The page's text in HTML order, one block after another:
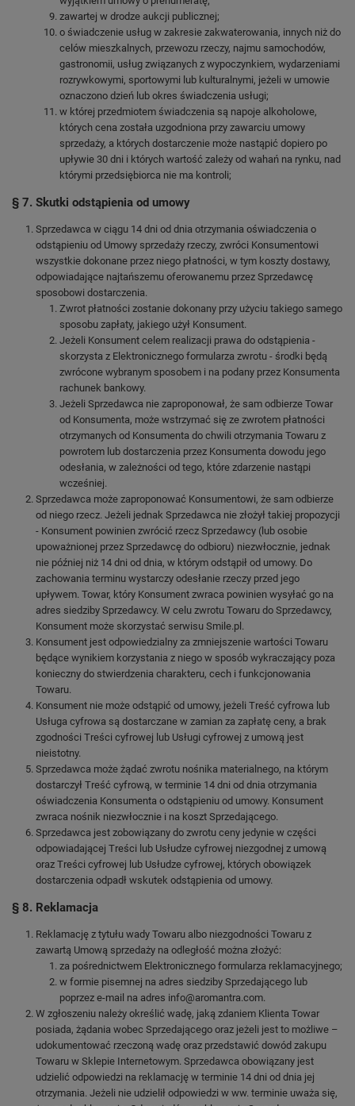
zawartej w drodze aukcji publicznej;
o świadczenie usług w zakresie zakwaterowania, innych niż do
celów mieszkalnych, przewozu rzeczy, najmu samochodów,
gastronomii, usług związanych z wypoczynkiem, wydarzeniami
rozrywkowymi, sportowymi lub kulturalnymi, jeżeli w umowie
oznaczono dzień lub okres świadczenia usługi;
w której przedmiotem świadczenia są napoje alkoholowe,
których cena została uzgodniona przy zawarciu umowy
sprzedaży, a których dostarczenie może nastąpić dopiero po
upływie 30 dni i których wartość zależy od wahań na rynku, nad
którymi przedsiębiorca nie ma kontroli;
§ 7. Skutki odstąpienia od umowy
Sprzedawca w ciągu 14 dni od dnia otrzymania oświadczenia o
odstąpieniu od Umowy sprzedaży rzeczy, zwróci Konsumentowi
wszystkie dokonane przez niego płatności, w tym koszty dostawy,
odpowiadające najtańszemu oferowanemu przez Sprzedawcę
sposobowi dostarczenia.
Zwrot płatności zostanie dokonany przy użyciu takiego samego
sposobu zapłaty, jakiego użył Konsument.
Jeżeli Konsument celem realizacji prawa do odstąpienia -
skorzysta z Elektronicznego formularza zwrotu - środki będą
zwrócone wybranym sposobem i na podany przez Konsumenta
rachunek bankowy.
Jeżeli Sprzedawca nie zaproponował, że sam odbierze Towar
od Konsumenta, może wstrzymać się ze zwrotem płatności
otrzymanych od Konsumenta do chwili otrzymania Towaru z
powrotem lub dostarczenia przez Konsumenta dowodu jego
odesłania, w zależności od tego, które zdarzenie nastąpi
wcześniej.
Sprzedawca może zaproponować Konsumentowi, że sam odbierze
od niego rzecz. Jeżeli jednak Sprzedawca nie złożył takiej propozycji
- Konsument powinien zwrócić rzecz Sprzedawcy (lub osobie
upoważnionej przez Sprzedawcę do odbioru) niezwłocznie, jednak
nie później niż 14 dni od dnia, w którym odstąpił od umowy. Do
zachowania terminu wystarczy odesłanie rzeczy przed jego
upływem. Towar, który Konsument zwraca powinien wysyłać go na
adres siedziby Sprzedawcy. W celu zwrotu Towaru do Sprzedawcy,
Konsument może skorzystać serwisu Smile.pl.
Konsument jest odpowiedzialny za zmniejszenie wartości Towaru
będące wynikiem korzystania z niego w sposób wykraczający poza
konieczny do stwierdzenia charakteru, cech i funkcjonowania
Towaru.
Konsument nie może odstąpić od umowy, jeżeli Treść cyfrowa lub
Usługa cyfrowa są dostarczane w zamian za zapłatę ceny, a brak
zgodności Treści cyfrowej lub Usługi cyfrowej z umową jest
nieistotny.
Sprzedawca może żądać zwrotu nośnika materialnego, na którym
dostarczył Treść cyfrową, w terminie 14 dni od dnia otrzymania
oświadczenia Konsumenta o odstąpieniu od umowy. Konsument
zwraca nośnik niezwłocznie i na koszt Sprzedającego.
Sprzedawca jest zobowiązany do zwrotu ceny jedynie w części
odpowiadającej Treści lub Usłudze cyfrowej niezgodnej z umową
oraz Treści cyfrowej lub Usłudze cyfrowej, których obowiązek
dostarczenia odpadł wskutek odstąpienia od umowy.
§ 8. Reklamacja
Reklamację z tytułu wady Towaru albo niezgodności Towaru z
zawartą Umową sprzedaży na odległość można złożyć:
za pośrednictwem Elektronicznego formularza reklamacyjnego;
w formie pisemnej na adres siedziby Sprzedającego lub
poprzez e-mail na adres info@aromantra.com.
W zgłoszeniu należy określić wadę, jaką zdaniem Klienta Towar
posiada, żądania wobec Sprzedającego oraz jeżeli jest to możliwe –
udokumentować rzeczoną wadę oraz przedstawić dowód zakupu
Towaru w Sklepie Internetowym. Sprzedawca obowiązany jest
udzielić odpowiedzi na reklamację w terminie 14 dni od dnia jej
otrzymania. Jeżeli nie udzielił odpowiedzi w ww. terminie uważa się,